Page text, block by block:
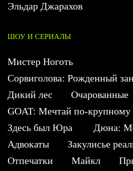
Эльдар Джарахов
ШОУ И СЕРИАЛЫ
Мистер Ноготь
Сорвиголова: Рожденный
Дикий лес
Очарованные
GOAT: Мечтай по-крупному
Здесь был Юра
Дюна:
Адвокаты
Закулисье
Отпечатки
Майкл